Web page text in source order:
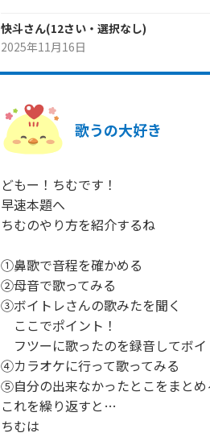
快斗さん(12さい・ 選択なし)
2025年11月16日
歌うの大好き
どもー！ちむです！
早速本題へ
ちむのやり方を紹介するね
①鼻歌で音程を確かめる
②母音で歌ってみる
③ボイトレさんの歌みたを聞く
ここでポイント！
フツーに歌ったのを録音してボ
④カラオケに行って歌ってみる
⑤自分の出来なかったとこをまとめ
これを繰り返すと…
ちむは